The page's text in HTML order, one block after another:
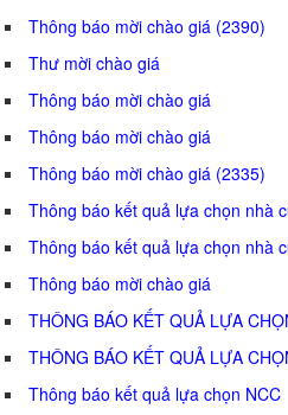
Thông báo mời chào giá (2390)
Thư mời chào giá
Thông báo mời chào giá
Thông báo mời chào giá
Thông báo mời chào giá (2335)
Thông báo kết quả lựa chọn nhà
Thông báo kết quả lựa chọn nhà
Thông báo mời chào giá
THÔNG BÁO KẾT QUẢ LỰA
THÔNG BÁO KẾT QUẢ LỰA
Thông báo kết quả lựa chọn NCC